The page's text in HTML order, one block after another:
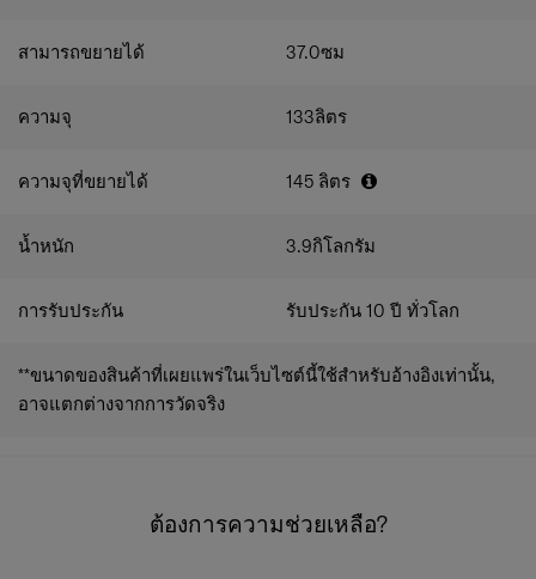
สามารถขยายได้ 37.0ซม
ความจุ 133ลิตร
ความจุที่ขยายได้ 145 ลิตร
น้ำหนัก 3.9กิโลกรัม
การรับประกัน รับประกัน 10 ปี ทั่วโลก
**ขนาดของสินค้าที่เผยแพร่ในเว็บไซต์นี้ใช้สำหรับอ้างอิงเท่านั้น,
อาจแตกต่างจากการวัดจริง
ต้องการความช่วยเหลือ?